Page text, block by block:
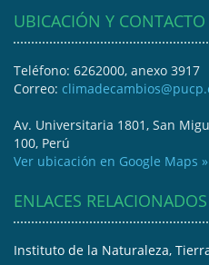
UBICACIÓN Y CONTACTO
Teléfono: 6262000, anexo 3917
Correo:
Av. Universitaria 1801, San
100, Perú
Ver ubicación en Google Maps »
ENLACES RELACIONADOS
Instituto de la Naturaleza,